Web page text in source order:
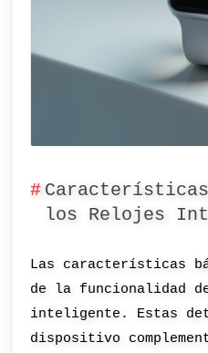
los Relojes
Las características
de la funcionalidad
inteligente. Estas
dispositivo